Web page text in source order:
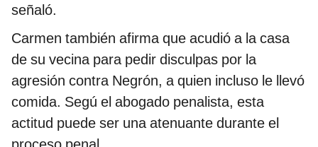
señaló.
Carmen también afirma que acudió a la casa
de su vecina para pedir disculpas por la
agresión contra Negrón, a quien incluso le llevó
comida. Segú el abogado penalista, esta
actitud puede ser una atenuante durante el